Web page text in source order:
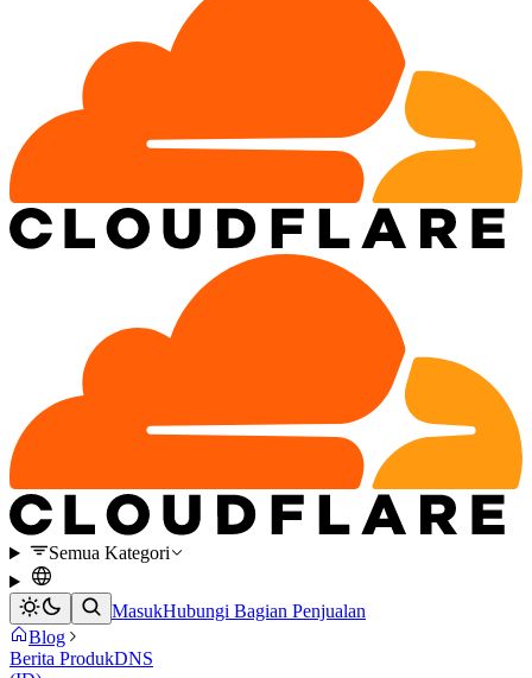
Semua Kategori
MasukHubungi Bagian Penjualan
Blog
Berita ProdukDNS